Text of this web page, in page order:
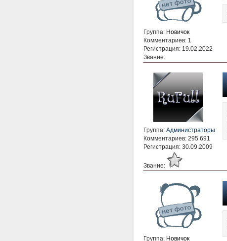
Группа: Новичок
Комментариев: 1
Регистрация: 19.02.2022
Звание:
Группа: Администраторы
Комментариев: 295 691
Регистрация: 30.09.2009
Звание:
Группа: Новичок